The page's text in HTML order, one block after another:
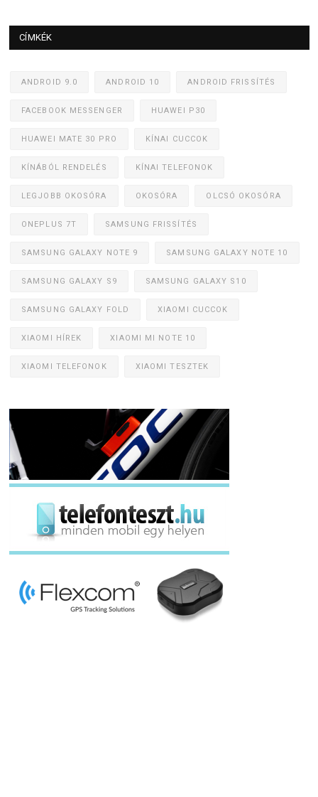
CÍMKÉK
ANDROID 9.0 ANDROID 10 ANDROID FRISSÍTÉS
FACEBOOK MESSENGER HUAWEI P30
HUAWEI MATE 30 PRO KÍNAI CUCCOK
KÍNÁBÓL RENDELÉS KÍNAI TELEFONOK
LEGJOBB OKOSÓRA OKOSÓRA OLCSÓ OKOSÓRA
ONEPLUS 7T SAMSUNG FRISSÍTÉS
SAMSUNG GALAXY NOTE 9 SAMSUNG GALAXY NOTE 10
SAMSUNG GALAXY S9 SAMSUNG GALAXY S10
SAMSUNG GALAXY FOLD XIAOMI CUCCOK
XIAOMI HÍREK XIAOMI MI NOTE 10
XIAOMI TELEFONOK XIAOMI TESZTEK